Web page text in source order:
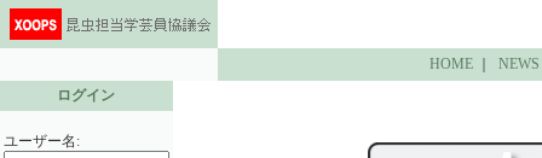
HOME ｜NEWS
ログイン
ユーザー名: